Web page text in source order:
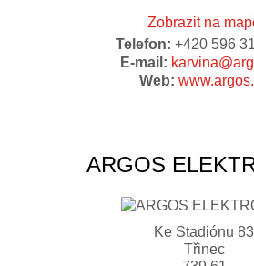
Zobrazit na
Telefon: +420 596
E-mail:
Web:
ARGOS
Ke Stadiónu 83
Třinec